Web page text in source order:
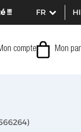
!!!
compte Mon
)